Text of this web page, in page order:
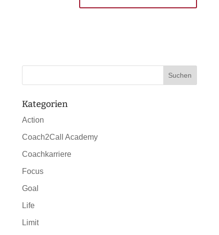
Kategorien
Action
Coach2Call Academy
Coachkarriere
Focus
Goal
Life
Limit